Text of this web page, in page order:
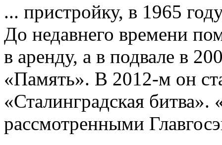
... пристройку, в 1965
До недавнего времени
в аренду, а в подвале в
«Память». В 2012-м он
«Сталинградская
рассмотренными